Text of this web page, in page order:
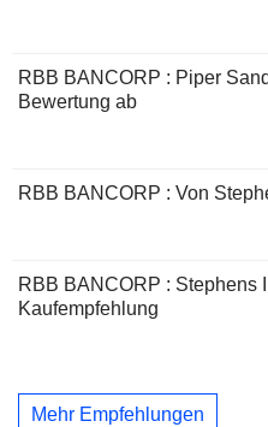
RBB BANCORP : Piper
Bewertung ab
RBB BANCORP : Von
RBB BANCORP : Stephens
Kaufempfehlung
Mehr Empfehlungen